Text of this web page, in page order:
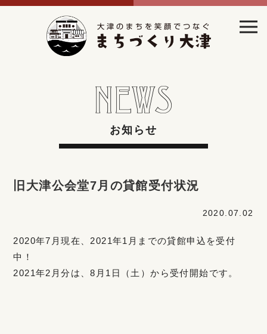
お知らせ
旧大津公会堂7月の貸館受付状況
2020.07.02
2020年7月現在、2021年1月までの貸館申込を受付
中！
2021年2月分は、8月1日（土）から受付開始です。